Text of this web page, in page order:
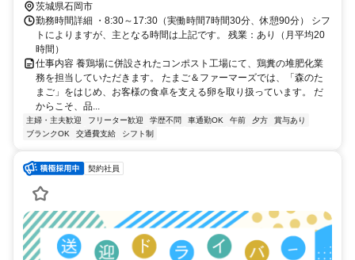
茨城県石岡市
勤務時間詳細 ・8:30～17:30（実働時間7時間30分、休憩90分） シフ
トによりますが、主となる時間は上記です。 残業：あり（月平均20
時間）
仕事内容 養鶏場に併設されたコンポスト工場にて、鶏糞の堆肥化業
務を担当していただきます。 たまご＆ファーマーズでは、「森のた
まご」をはじめ、お客様の食卓を支える卵を取り扱っています。 だ
からこそ、品...
主婦・主夫歓迎 フリーター歓迎 学歴不問 車通勤OK 午前 夕方
賞与あり
ブランクOK
交通費支給 シフト制
契約社員